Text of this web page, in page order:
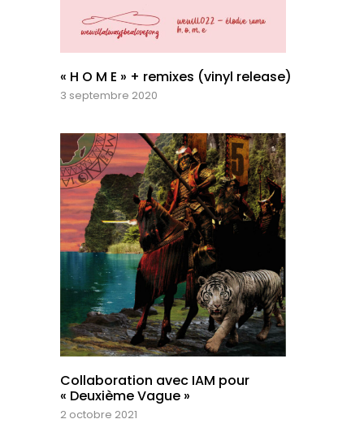
« H O M E » + remixes (vinyl release)
3 septembre 2020
Collaboration avec IAM pour
« Deuxième Vague »
2 octobre 2021